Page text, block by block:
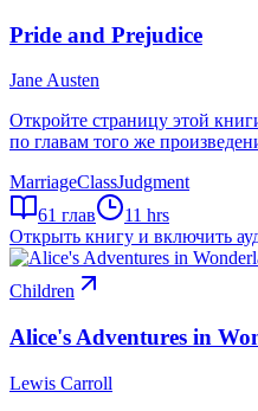
Pride and Prejudice
Jane Austen
Откройте страницу этой
по главам того же
MarriageClassJudgment
61 глав
11 hrs
Открыть книгу и включить
Children
Alice's Adventures in
Lewis Carroll